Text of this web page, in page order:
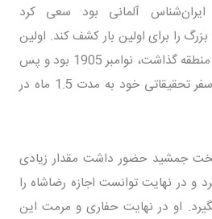
آلمانی بود سعی کرد
را برای اولین بار کشف کند. اولین
باری که هرتسفلد پا به این منطقه گذاشت، نوامبر 1905 بود و پس
از آن در سال 1923 برای سفر تحقیقاتی خود به مدت 1.5 ماه در
جمشید حضور داشت مقدار زیادی
و در نهایت توانست اجازه رضاشاه را
او در نهایت حفاری و مرمت این